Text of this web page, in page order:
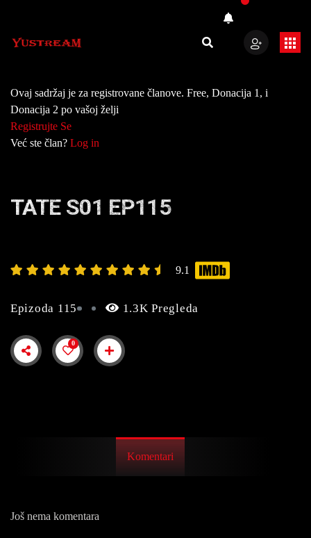
Ovaj sadržaj je za registrovane članove. Free, Donacija 1, i
Donacija 2 po vašoj želji
Registrujte Se
Već ste član? Log in
TATE S01 EP115
9.1
Epizoda 115 1.3K Pregleda
0
Komentari
Još nema komentara